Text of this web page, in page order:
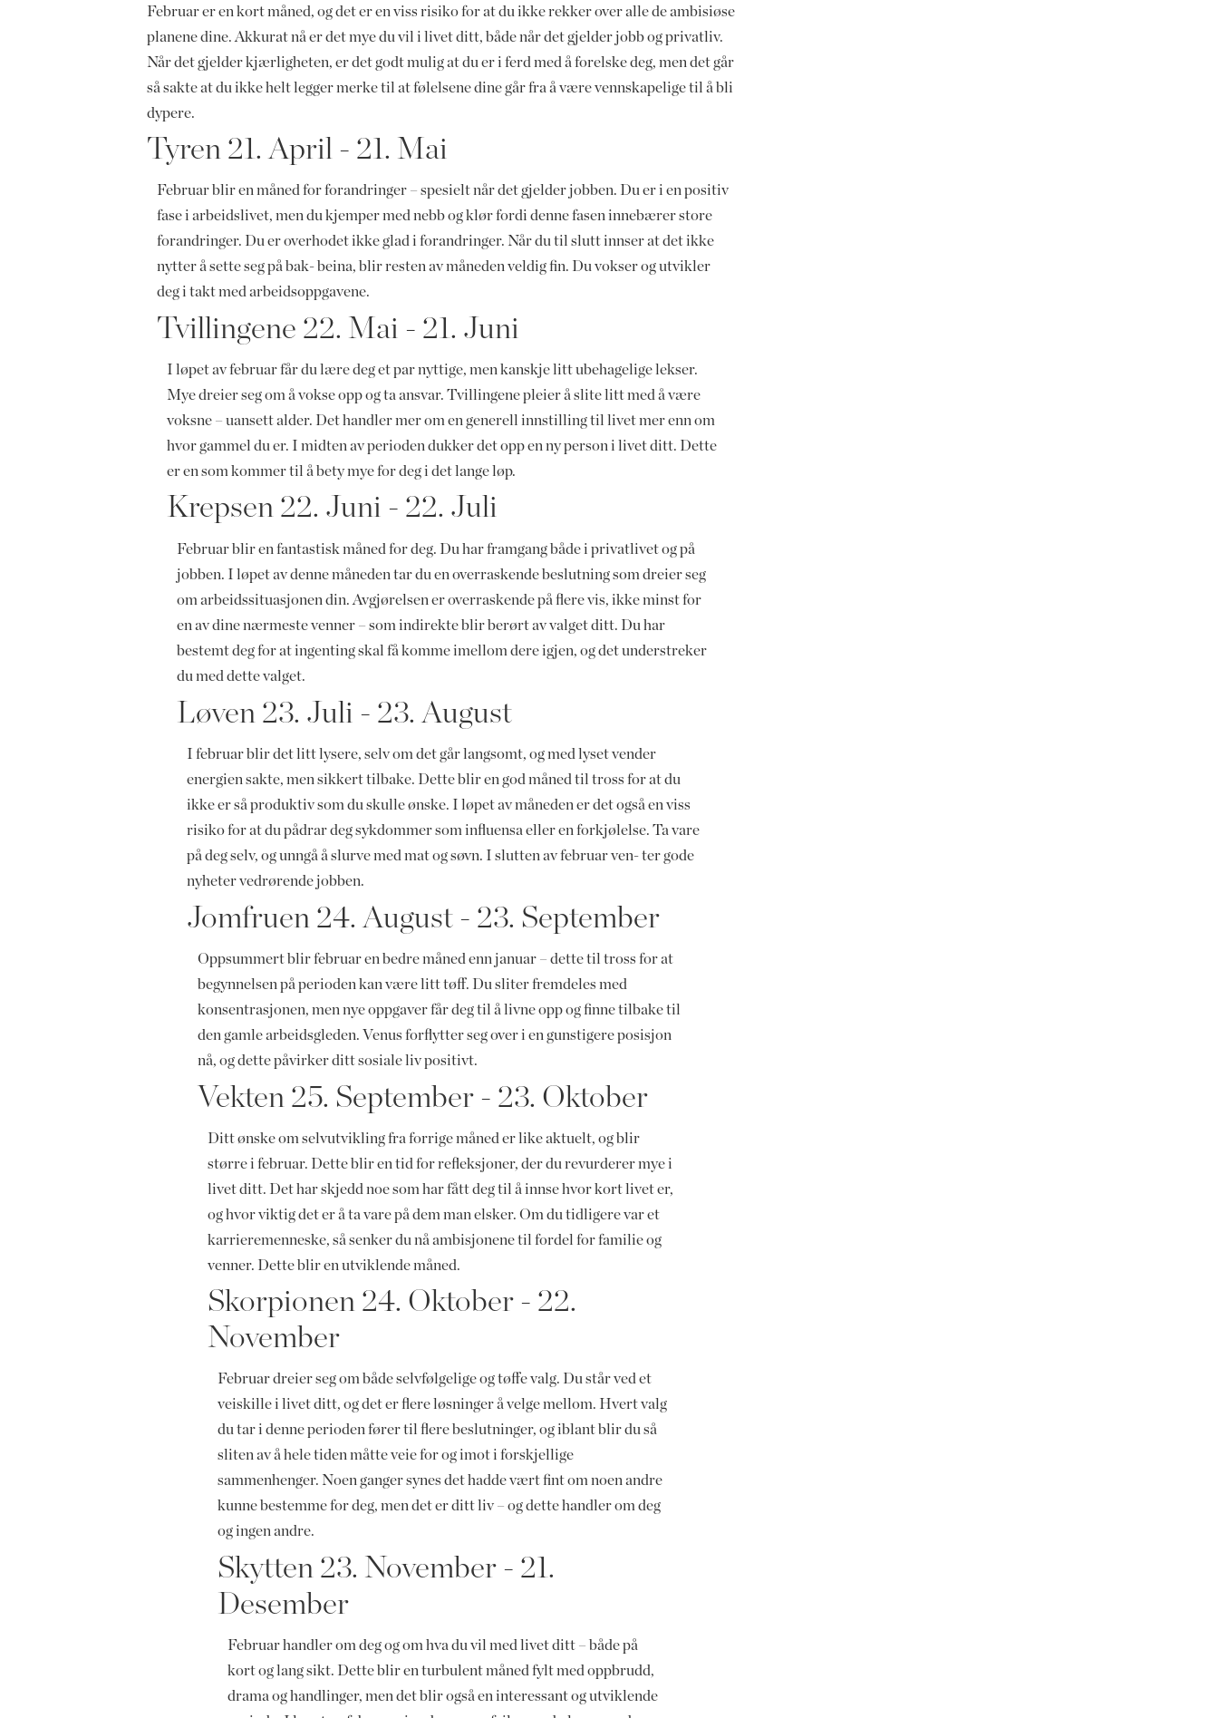
Februar er en kort måned, og det er en viss risiko for at du ikke rekker over alle de ambisiøse
planene dine. Akkurat nå er det mye du vil i livet ditt, både når det gjelder jobb og privatliv.
Når det gjelder kjærligheten, er det godt mulig at du er i ferd med å forelske deg, men det går
så sakte at du ikke helt legger merke til at følelsene dine går fra å være vennskapelige til å bli
dypere.
Tyren 21. April - 21. Mai
Februar blir en måned for forandringer – spesielt når det gjelder jobben. Du er i en positiv
fase i arbeidslivet, men du kjemper med nebb og klør fordi denne fasen innebærer store
forandringer. Du er overhodet ikke glad i forandringer. Når du til slutt innser at det ikke
nytter å sette seg på bak- beina, blir resten av måneden veldig fin. Du vokser og utvikler
deg i takt med arbeidsoppgavene.
Tvillingene 22. Mai - 21. Juni
I løpet av februar får du lære deg et par nyttige, men kanskje litt ubehagelige lekser.
Mye dreier seg om å vokse opp og ta ansvar. Tvillingene pleier å slite litt med å være
voksne – uansett alder. Det handler mer om en generell innstilling til livet mer enn om
hvor gammel du er. I midten av perioden dukker det opp en ny person i livet ditt. Dette
er en som kommer til å bety mye for deg i det lange løp.
Krepsen 22. Juni - 22. Juli
Februar blir en fantastisk måned for deg. Du har framgang både i privatlivet og på
jobben. I løpet av denne måneden tar du en overraskende beslutning som dreier seg
om arbeidssituasjonen din. Avgjørelsen er overraskende på flere vis, ikke minst for
en av dine nærmeste venner – som indirekte blir berørt av valget ditt. Du har
bestemt deg for at ingenting skal få komme imellom dere igjen, og det understreker
du med dette valget.
Løven 23. Juli - 23. August
I februar blir det litt lysere, selv om det går langsomt, og med lyset vender
energien sakte, men sikkert tilbake. Dette blir en god måned til tross for at du
ikke er så produktiv som du skulle ønske. I løpet av måneden er det også en viss
risiko for at du pådrar deg sykdommer som influensa eller en forkjølelse. Ta vare
på deg selv, og unngå å slurve med mat og søvn. I slutten av februar ven- ter gode
nyheter vedrørende jobben.
Jomfruen 24. August - 23. September
Oppsummert blir februar en bedre måned enn januar – dette til tross for at
begynnelsen på perioden kan være litt tøff. Du sliter fremdeles med
konsentrasjonen, men nye oppgaver får deg til å livne opp og finne tilbake til
den gamle arbeidsgleden. Venus forflytter seg over i en gunstigere posisjon
nå, og dette påvirker ditt sosiale liv positivt.
Vekten 25. September - 23. Oktober
Ditt ønske om selvutvikling fra forrige måned er like aktuelt, og blir
større i februar. Dette blir en tid for refleksjoner, der du revurderer mye i
livet ditt. Det har skjedd noe som har fått deg til å innse hvor kort livet er,
og hvor viktig det er å ta vare på dem man elsker. Om du tidligere var et
karrieremenneske, så senker du nå ambisjonene til fordel for familie og
venner. Dette blir en utviklende måned.
Skorpionen 24. Oktober - 22.
November
Februar dreier seg om både selvfølgelige og tøffe valg. Du står ved et
veiskille i livet ditt, og det er flere løsninger å velge mellom. Hvert valg
du tar i denne perioden fører til flere beslutninger, og iblant blir du så
sliten av å hele tiden måtte veie for og imot i forskjellige
sammenhenger. Noen ganger synes det hadde vært fint om noen andre
kunne bestemme for deg, men det er ditt liv – og dette handler om deg
og ingen andre.
Skytten 23. November - 21.
Desember
Februar handler om deg og om hva du vil med livet ditt – både på
kort og lang sikt. Dette blir en turbulent måned fylt med oppbrudd,
drama og handlinger, men det blir også en interessant og utviklende